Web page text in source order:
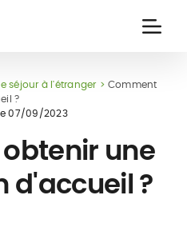
séjour à l'étranger
Comment
?
07/09/2023
une
d'accueil ?